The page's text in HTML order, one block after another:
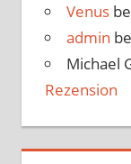
Venus
admin
Michael
Rezension